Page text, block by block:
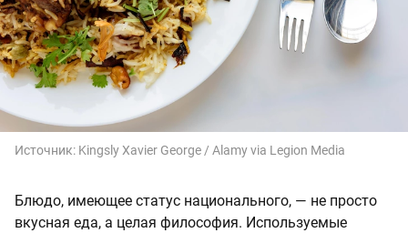
Источник: Kingsly Xavier George / Alamy via Legion Media
Блюдо, имеющее статус национального, — не просто
вкусная еда, а целая философия. Используемые